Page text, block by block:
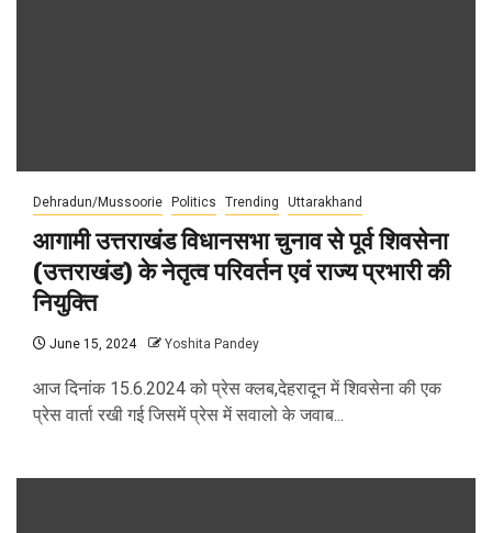
Dehradun/Mussoorie Politics Trending Uttarakhand
आगामी उत्तराखंड विधानसभा चुनाव से पूर्व शिवसेना
(उत्तराखंड) के नेतृत्व परिवर्तन एवं राज्य प्रभारी की
नियुक्ति
June 15, 2024 Yoshita Pandey
आज दिनांक 15.6.2024 को प्रेस क्लब,देहरादून में शिवसेना की एक
प्रेस वार्ता रखी गई जिसमें प्रेस में सवालो के जवाब...